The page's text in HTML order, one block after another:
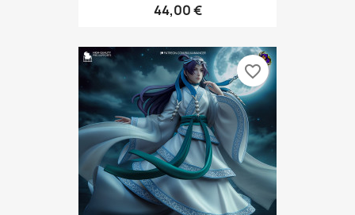
44,00 €
favorite_border